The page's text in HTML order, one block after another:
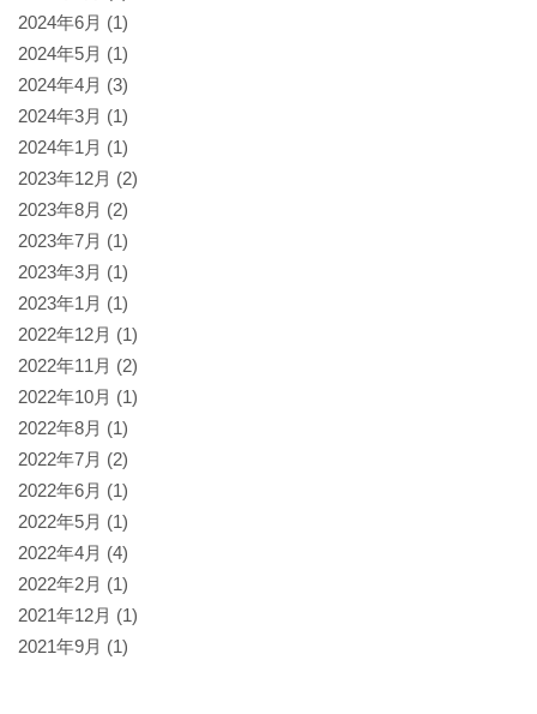
2024年6月 (1)
2024年5月 (1)
2024年4月 (3)
2024年3月 (1)
2024年1月 (1)
2023年12月 (2)
2023年8月 (2)
2023年7月 (1)
2023年3月 (1)
2023年1月 (1)
2022年12月 (1)
2022年11月 (2)
2022年10月 (1)
2022年8月 (1)
2022年7月 (2)
2022年6月 (1)
2022年5月 (1)
2022年4月 (4)
2022年2月 (1)
2021年12月 (1)
2021年9月 (1)